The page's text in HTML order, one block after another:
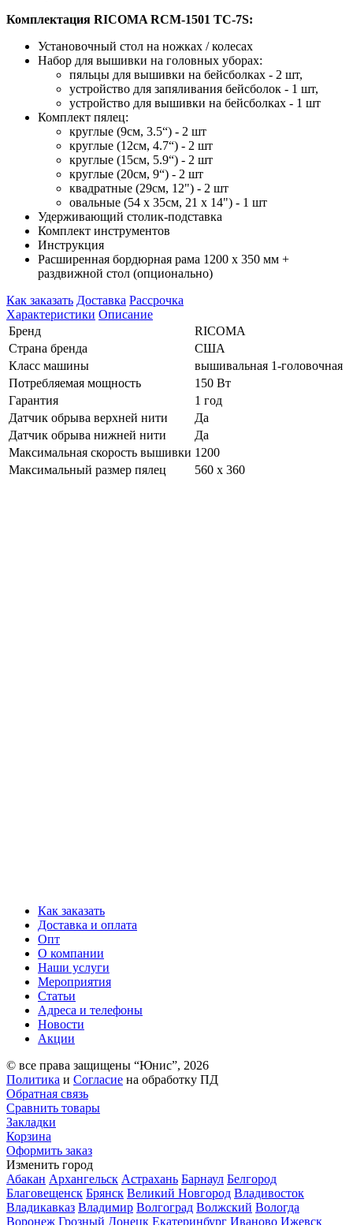
Комплектация RICOMA RCM-1501 TC-7S:
Установочный стол на ножках / колесах
Набор для вышивки на головных уборах:
пяльцы для вышивки на бейсболках - 2 шт,
устройство для запяливания бейсболок - 1 шт,
устройство для вышивки на бейсболках - 1 шт
Комплект пялец:
круглые (9см, 3.5“) - 2 шт
круглые (12см, 4.7“) - 2 шт
круглые (15см, 5.9“) - 2 шт
круглые (20см, 9“) - 2 шт
квадратные (29см, 12") - 2 шт
овальные (54 x 35см, 21 x 14") - 1 шт
Удерживающий столик-подставка
Комплект инструментов
Инструкция
Расширенная бордюрная рама 1200 х 350 мм +
раздвижной стол (опционально)
Как заказать Доставка Рассрочка
Характеристики Описание
Бренд
RICOMA
Страна бренда
США
Класс машины
вышивальная 1-головочная
Потребляемая мощность
150 Вт
Гарантия
1 год
Датчик обрыва верхней нити
Да
Датчик обрыва нижней нити
Да
Максимальная скорость вышивки 1200
Максимальный размер пялец
560 х 360
Как заказать
Доставка и оплата
Опт
О компании
Наши услуги
Мероприятия
Статьи
Адреса и телефоны
Новости
Акции
© все права защищены “Юнис”, 2026
Политика и Согласие на обработку ПД
Обратная связь
Сравнить товары
Закладки
Корзина
Оформить заказ
Изменить город
Абакан Архангельск Астрахань Барнаул Белгород
Благовещенск Брянск Великий Новгород Владивосток
Владикавказ Владимир Волгоград Волжский Вологда
Воронеж Грозный Донецк Екатеринбург Иваново Ижевск